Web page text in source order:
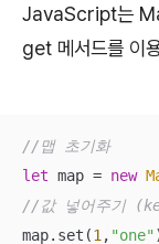
JavaScript는
get 메서드를 이
//맵 초기화
let map = new
//값 넣어주기
map.set(1 , "one"